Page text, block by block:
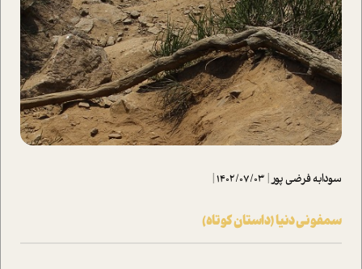
سودابه فرضی پور|
1402/07/03
|
سمفونی دنیا (داستان کوتاه)